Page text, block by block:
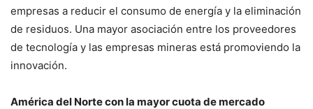
empresas a reducir el consumo de energía y la eliminación
de residuos. Una mayor asociación entre los proveedores
de tecnología y las empresas mineras está promoviendo la
innovación.
América del Norte con la mayor cuota de mercado